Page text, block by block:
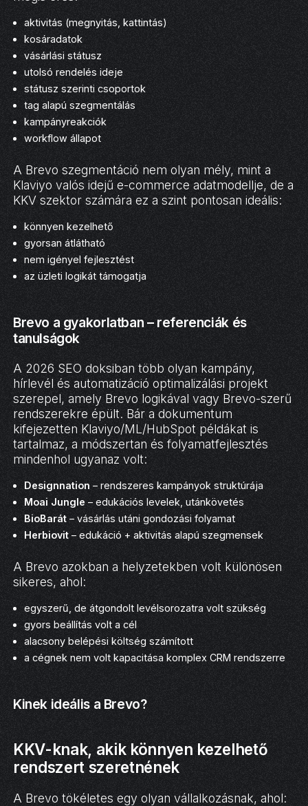
aktivitás (megnyitás, kattintás)
kosáradatok
vásárlási státusz
utolsó rendelés ideje
státusz szerinti csoportok
tag alapú szegmentálás
kampányreakciók
workflow állapot
A Brevo szegmentáció nem olyan mély, mint a
Klaviyo valós idejű e-commerce adatmodellje, de a
KKV szektor számára ez a szint pontosan ideális:
könnyen kezelhető
gyorsan átlátható
nem igényel fejlesztést
az üzleti logikát támogatja
Brevo a gyakorlatban – referenciák és
tanulságok
A 2026 SEO doksiban több olyan kampány,
hírlevél és automatizáció optimalizálási projekt
szerepel, amely Brevo logikával vagy Brevo-szerű
rendszerekre épült. Bár a dokumentum
kifejezetten Klaviyo/ML/HubSpot példákat is
tartalmaz, a módszertan és folyamatfejlesztés
mindenhol ugyanaz volt:
Designnation – rendszeres kampányok struktúrája
Moai Jungle – edukációs levelek, utánkövetés
BioBarát– vásárlás utáni gondozási folyamat
Herbiovit– edukáció + aktivitás alapú szegmensek
A Brevo azokban a helyzetekben volt különösen
sikeres, ahol:
egyszerű, de átgondolt levélsorozatra volt szükség
gyors beállítás volt a cél
alacsony belépési költség számított
a cégnek nem volt kapacitása komplex CRM rendszerre
Kinek ideális a Brevo?
KKV-knak, akik könnyen kezelhető
rendszert szeretnének
A Brevo tökéletes egy olyan vállalkozásnak, ahol: